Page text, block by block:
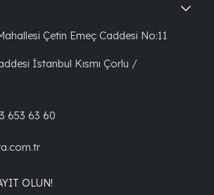
Çetin Emeç Caddesi No:11
İstanbul Kısmı Çorlu /
653 63 60
OLUN!